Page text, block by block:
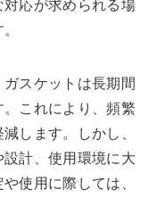
応が求められる場
スケットは長期間
これにより、頻繁
します。しかし、
計、使用環境に大
使用に際しては、